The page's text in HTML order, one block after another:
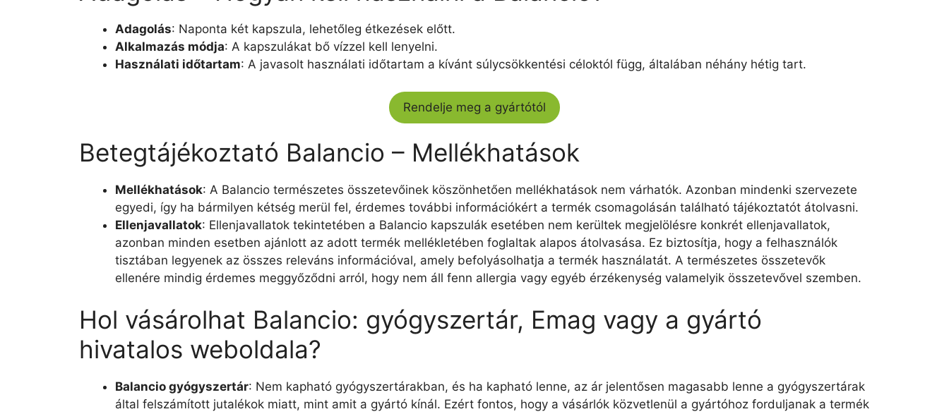
Adagolás: Naponta két kapszula, lehetőleg étkezések előtt.
Alkalmazás módja: A kapszulákat bő vízzel kell lenyelni.
Használati időtartam: A javasolt használati időtartam a kívánt súlycsökkentési céloktól függ, általában néhány hétig tart.
Rendelje meg a gyártótól
Betegtájékoztató Balancio – Mellékhatások
Mellékhatások: A Balancio természetes összetevőinek köszönhetően mellékhatások nem várhatók. Azonban mindenki szervezete
egyedi, így ha bármilyen kétség merül fel, érdemes további információkért a termék csomagolásán található tájékoztatót átolvasni.
Ellenjavallatok: Ellenjavallatok tekintetében a Balancio kapszulák esetében nem kerültek megjelölésre konkrét ellenjavallatok,
azonban minden esetben ajánlott az adott termék mellékletében foglaltak alapos átolvasása. Ez biztosítja, hogy a felhasználók
tisztában legyenek az összes releváns információval, amely befolyásolhatja a termék használatát. A természetes összetevők
ellenére mindig érdemes meggyőződni arról, hogy nem áll fenn allergia vagy egyéb érzékenység valamelyik összetevővel szemben.
Hol vásárolhat Balancio: gyógyszertár, Emag vagy a gyártó
hivatalos weboldala?
Balancio gyógyszertár: Nem kapható gyógyszertárakban, és ha kapható lenne, az ár jelentősen magasabb lenne a gyógyszertárak
által felszámított jutalékok miatt, mint amit a gyártó kínál. Ezért fontos, hogy a vásárlók közvetlenül a gyártóhoz forduljanak a termék